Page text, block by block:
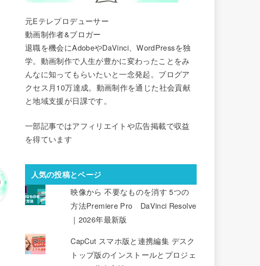
元Eテレプロデューサー
動画制作者&ブロガー
退職を機会にAdobeやDaVinci、WordPressを独
学。動画制作で人生が豊かに変わったことをみ
んなに知ってもらいたいと一念発起。ブログア
クセス月10万達成。動画制作を通じた社会貢献
と地域支援が日課です。
一部記事ではアフィリエイトや広告掲載で収益
を得ています
人気の投稿とページ
映像から 不要なものを消す 5つの
方法Premiere Pro DaVinci Resolve
｜2026年最新版
CapCut スマホ版と連携編集 デスク
トップ版のインストールとプロジェ